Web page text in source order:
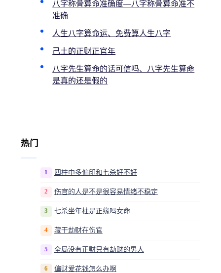
八字称骨算命准确度—八字称骨算命准不
准确
人生八字算命运、免费算人生八字
己土的正财正官年
八字先生算命的话可信吗、八字先生算命
是真的还是假的
热门
1 四柱中多偏印和七杀好不好
2 伤官的人是不是很容易情绪不稳定
3 七杀坐年柱是正缘吗女命
4 藏干劫财在伤官
5 全局没有正财只有劫财的男人
6 偏财爱花钱怎么办啊